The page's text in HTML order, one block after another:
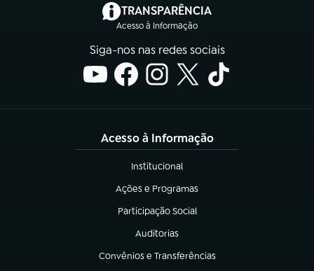
TRANSPARÊNCIA
Acesso à Informação
(abre em nova aba)
Siga-nos nas redes sociais
Acesso à Informação
Institucional
(abre em nova aba)
Ações e Programas
(abre em nova aba)
Participação Social
(abre em nova aba)
Auditorias
(abre em nova aba)
Convênios e Transferências
(abre em nova aba)